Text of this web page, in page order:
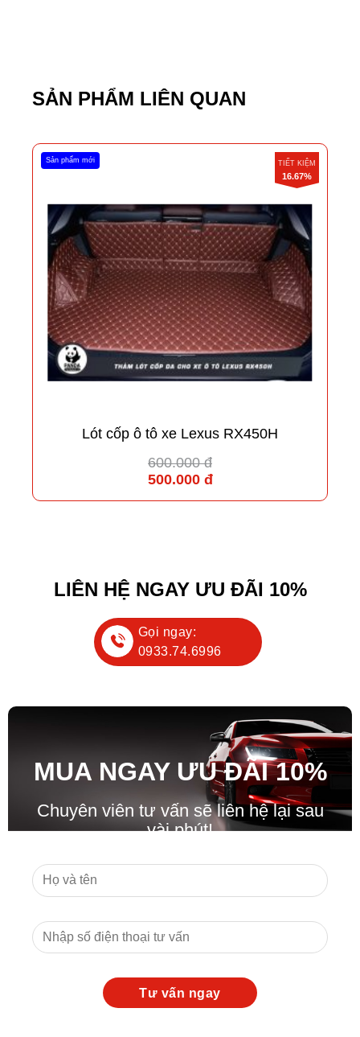
SẢN PHẨM LIÊN QUAN
Sản phẩm mới TIẾT KIỆM
16.67%
Lót cốp ô tô xe Lexus RX450H
600.000 đ
500.000 đ
LIÊN HỆ NGAY ƯU ĐÃI 10%
Gọi ngay:
0933.74.6996
MUA NGAY ƯU ĐÃI10%
Chuyên viên tư vấn sẽ liên hệ lại sau
vài phút!